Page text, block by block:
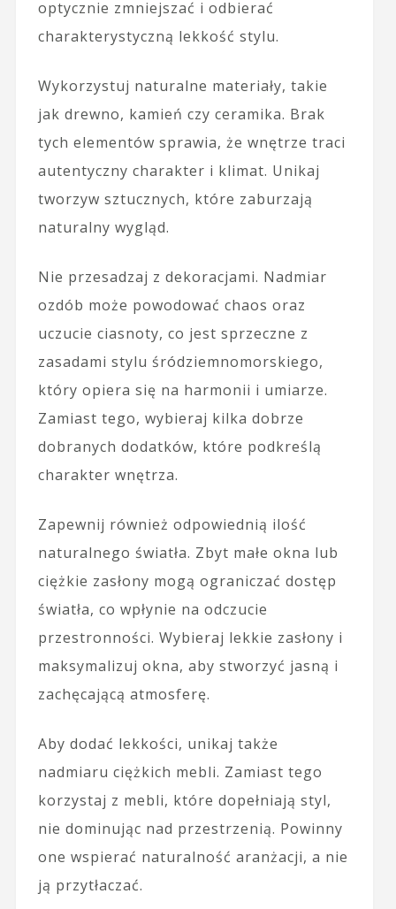
optycznie zmniejszać i odbierać
charakterystyczną lekkość stylu.
Wykorzystuj naturalne materiały, takie
jak drewno, kamień czy ceramika. Brak
tych elementów sprawia, że wnętrze traci
autentyczny charakter i klimat. Unikaj
tworzyw sztucznych, które zaburzają
naturalny wygląd.
Nie przesadzaj z dekoracjami. Nadmiar
ozdób może powodować chaos oraz
uczucie ciasnoty, co jest sprzeczne z
zasadami stylu śródziemnomorskiego,
który opiera się na harmonii i umiarze.
Zamiast tego, wybieraj kilka dobrze
dobranych dodatków, które podkreślą
charakter wnętrza.
Zapewnij również odpowiednią ilość
naturalnego światła. Zbyt małe okna lub
ciężkie zasłony mogą ograniczać dostęp
światła, co wpłynie na odczucie
przestronności. Wybieraj lekkie zasłony i
maksymalizuj okna, aby stworzyć jasną i
zachęcającą atmosferę.
Aby dodać lekkości, unikaj także
nadmiaru ciężkich mebli. Zamiast tego
korzystaj z mebli, które dopełniają styl,
nie dominując nad przestrzenią. Powinny
one wspierać naturalność aranżacji, a nie
ją przytłaczać.